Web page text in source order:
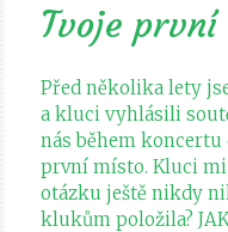
Tvoje
Před několika lety
a kluci vyhlásili
nás během
první místo. Kluci
otázku ještě nikdy
klukům položila?